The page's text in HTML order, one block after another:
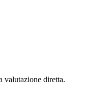
valutazione diretta.